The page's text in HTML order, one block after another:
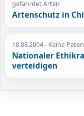
gefährdet Arten
Artenschutz in
18.08.2004- Keine
Nationaler
verteidigen